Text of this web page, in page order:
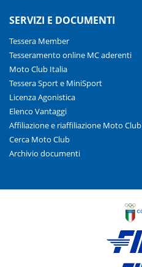
SERVIZI E DOCUMENTI
Tessera Member
Tesseramento online MC aderenti
Moto Club Italia
Tessera Sport e MiniSport
Licenza Agonistica
Elenco Vantaggi
Affiliazione e riaffiliazione Moto Club
Cerca Moto Club
Archivio documenti